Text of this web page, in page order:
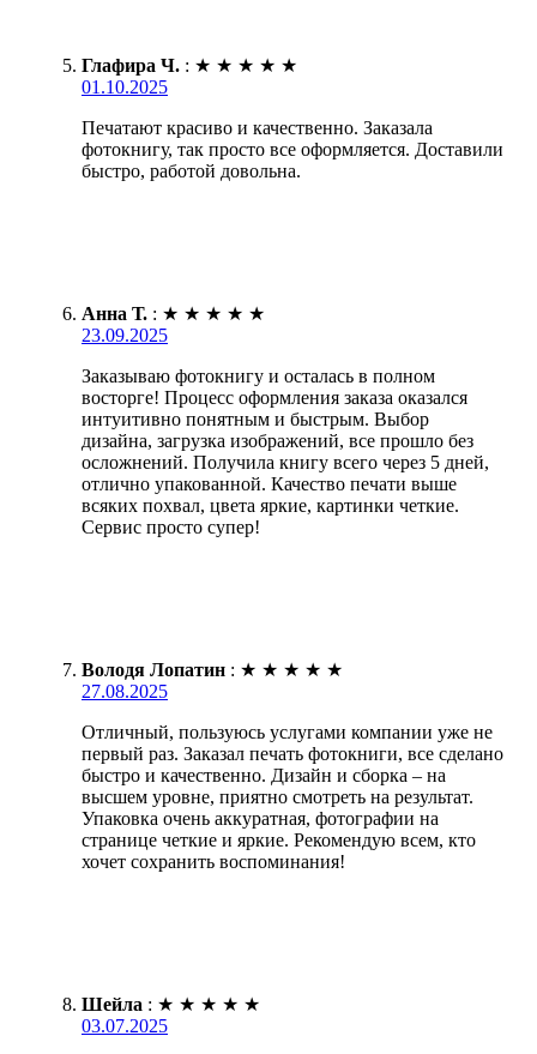
Глафира Ч. : ★ ★ ★ ★ ★
01.10.2025
Печатают красиво и качественно. Заказала
фотокнигу, так просто все оформляется. Доставили
быстро, работой довольна.
Анна Т. : ★ ★ ★ ★ ★
23.09.2025
Заказываю фотокнигу и осталась в полном
восторге! Процесс оформления заказа оказался
интуитивно понятным и быстрым. Выбор
дизайна, загрузка изображений, все прошло без
осложнений. Получила книгу всего через 5 дней,
отлично упакованной. Качество печати выше
всяких похвал, цвета яркие, картинки четкие.
Сервис просто супер!
Володя Лопатин : ★ ★ ★ ★ ★
27.08.2025
Отличный, пользуюсь услугами компании уже не
первый раз. Заказал печать фотокниги, все сделано
быстро и качественно. Дизайн и сборка – на
высшем уровне, приятно смотреть на результат.
Упаковка очень аккуратная, фотографии на
странице четкие и яркие. Рекомендую всем, кто
хочет сохранить воспоминания!
Шейла : ★ ★ ★ ★ ★
03.07.2025